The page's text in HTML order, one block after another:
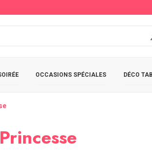
OCCASIONS SPÉCIALES DÉCO